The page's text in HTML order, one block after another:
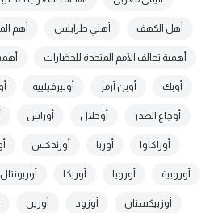
أهل الكهف أهلي طرابلس أهم
أهمية تحالف الأمم المتحدة للحضارات
أوبك أوبن آرمز أوبيرفيلييه
أوجاع الصدر أوخلال أوراش
أوراكاوا أوربا أورثدكس
أوروبية أورويا أوريكا
أوزبيكستان أوزود أوزين